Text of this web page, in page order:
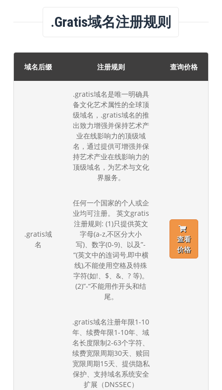
.gratis域名注册规则
域名后缀 注册规则 查询价格
.gratis域
名
.gratis域名是唯一明确具
备文化艺术属性的全球顶
级域名，.gratis域名的推
出致力增强并保持艺术产
业在线影响力的顶级域
名，通过提供可增强并保
持艺术产业在线影响力的
顶级域名，为艺术与文化
界服务。
任何一个国家的个人或企
业均可注册。 英文gratis
注册规则: (1)只提供英文
字母(a-z,不区分大小
写)、数字(0-9)、以及”-
“(英文中的连词号,即中横
线),不能使用空格及特殊
字符(如!、$、&、? 等)。
(2)”-“不能用作开头和结
尾。
.gratis域名注册年限1-10
年、续费年限1-10年、域
名长度限制2-63个字符、
续费宽限周期30天、赎回
宽限周期15天、提供隐私
保护、支持域名系统安全
扩展（DNSSEC）
查看
价格